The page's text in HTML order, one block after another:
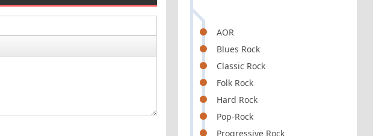
AOR
Blues Rock
Classic Rock
Folk Rock
Hard Rock
Pop-Rock
Progressive Rock